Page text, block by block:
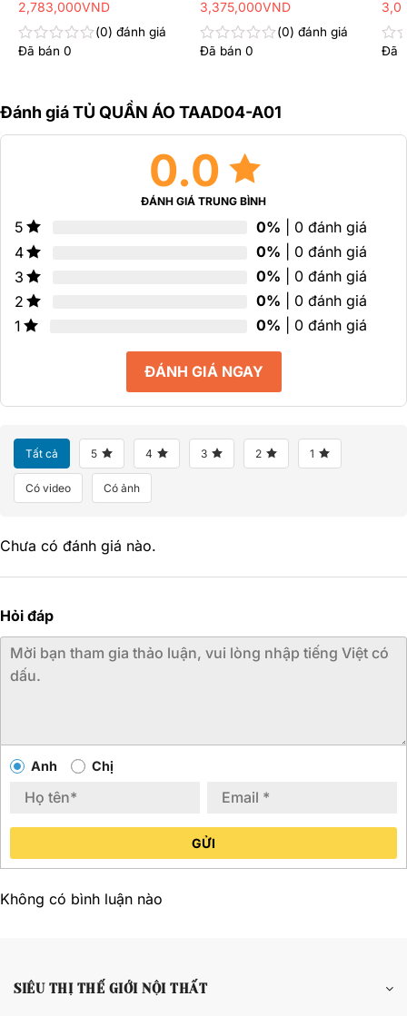
Được
5
0
đánh giá
Đã bán 0
2,783,000VND
Được
5
0 đánh giá
Đã bán0
3,375,000VND
Đã
Đánh giá TỦ QUẦN ÁO TAAD04-A01
0.0
ĐÁNH GIÁ TRUNG BÌNH
5 0% | 0 đánh giá
4
0% | 0 đánh giá
3
0% | 0 đánh giá
2
0% | 0 đánh giá
1
0% | 0 đánh giá
ĐÁNH GIÁ NGAY
Tất cả 5 4 3 2 1
Có video Có ảnh
Chưa có đánh giá nào.
Hỏi đáp
Anh Chị
GỬI
Không có bình luận nào
SIÊU THỊ THẾ GIỚI NỘI THẤT